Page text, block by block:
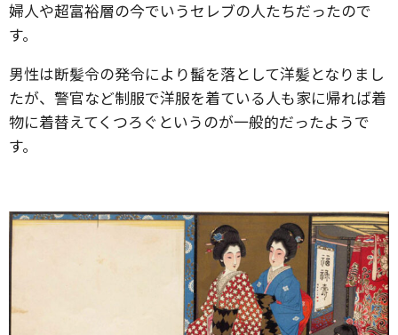
婦人や超富裕層の今でいうセレブの人たちだったので
す。
男性は断髪令の発令により髷を落として洋髪となりまし
たが、警官など制服で洋服を着ている人も家に帰れば着
物に着替えてくつろぐというのが一般的だったようで
す。